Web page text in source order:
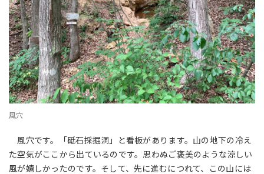
風穴
風穴です。「砥石採掘洞」と看板があります。山の地下の冷え
た空気がここから出ているのです。思わぬご褒美のような涼しい
風が嬉しかったのです。そして、先に進むにつれて、この山には